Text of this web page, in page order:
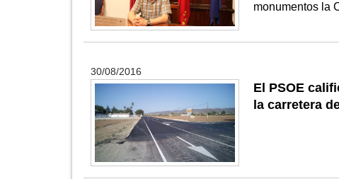
monumentos la
30/08/2016
El PSOE
la carretera